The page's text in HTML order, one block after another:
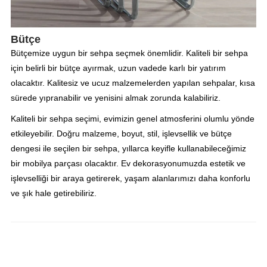
Bütçe
Bütçemize uygun bir sehpa seçmek önemlidir. Kaliteli bir sehpa
için belirli bir bütçe ayırmak, uzun vadede karlı bir yatırım
olacaktır. Kalitesiz ve ucuz malzemelerden yapılan sehpalar, kısa
sürede yıpranabilir ve yenisini almak zorunda kalabiliriz.
Kaliteli bir sehpa seçimi, evimizin genel atmosferini olumlu yönde
etkileyebilir. Doğru malzeme, boyut, stil, işlevsellik ve bütçe
dengesi ile seçilen bir sehpa, yıllarca keyifle kullanabileceğimiz
bir mobilya parçası olacaktır. Ev dekorasyonumuzda estetik ve
işlevselliği bir araya getirerek, yaşam alanlarımızı daha konforlu
ve şık hale getirebiliriz.